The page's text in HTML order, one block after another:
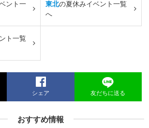
ント一
東北の夏休みイベント一覧
へ
ト一覧
シェア 友だちに送る
おすすめ情報